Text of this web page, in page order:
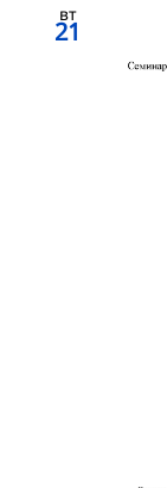
вт
21